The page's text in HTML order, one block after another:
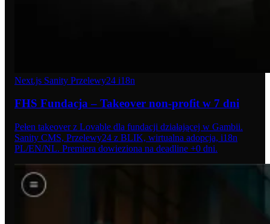
Next.js Sanity Przelewy24 i18n
FHS Fundacja – Takeover non-profit w 7 dni
Pełen takeover z Lovable dla fundacji działającej w Gambii.
Sanity CMS, Przelewy24 z BLIK, wirtualna adopcja, i18n
PL/EN/NL. Premiera dowieziona na deadline +0 dni.